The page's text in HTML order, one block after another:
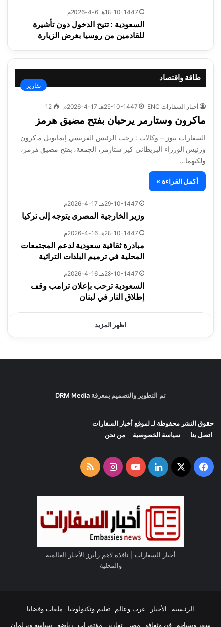
18-10-1447هـ 6-4-2026م
السعودية : تتيح الدخول دون تأشيرة
للقادمين من روسيا بغرض الزيارة
طاقة واقتصاد
تقارير
أخبار السفارات ENC 29-10-1447هـ 17-4-2026م 12
ماكرون وستارمر يرحبان بفتح مضيق هرمز
السفارات نيوز – وكالات : رحب الرئيس الفرنسي إيمانويل ماكرون
ورئيس الوزراء البريطاني كير ستارمر، الجمعة، بفتح مضيق هرمز،
ولكنهما…
أكمل القراءة »
29-10-1447هـ 17-4-2026م
وزير الخارجية المصرى يتوجه إلى تركيا
28-10-1447هـ 16-4-2026م
مبادرة ثقافية سعودية لدعم المجتمعات
المحلية في ترميم البلدات التراثية
28-10-1447هـ 16-4-2026م
السعودية ترحب بإعلان ترامب وقف
إطلاق النار في لبنان
اظهر المزيد
تم التطوير والتصميم بمعرفة DRM Media
حقوق النشر محفوظة لـ لموقع أخبار السفارات
اتصل بنا
سياسة الخصوصية من نحن
فيسبوك
‫X لينكدإن ‫YouTubeانستقرامملخص
أخبار السفارات | نافذة لأهم زأبرز الأخبار العالمية
والمحلية
الرئيسية الأخبار عرب وعالم تعليم وتكنولوجيا
ملفات وقضايا
سفر وسياحة
فن وثقافة مصر تقارير مؤتمرات رياضة سياسة وبرلمان